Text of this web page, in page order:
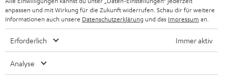
t
F
A
Q
f
o
r
m
n
anpassen und mit Wirkung für die Zukunft widerrufen. Schau dir für weitere
Informationen auch unsere Datenschutzerklärung und das Impressum an.
Erforderlich Immer aktiv
Analyse